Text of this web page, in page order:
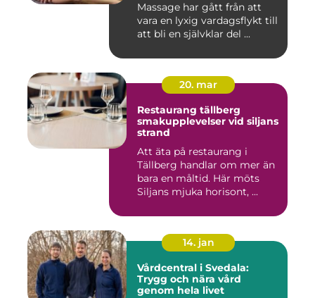
Massage har gått från att
vara en lyxig vardagsflykt till
att bli en självklar del ...
20. mar
Restaurang tällberg
smakupplevelser vid siljans
strand
Att äta på restaurang i
Tällberg handlar om mer än
bara en måltid. Här möts
Siljans mjuka horisont, ...
14. jan
Vårdcentral i Svedala:
Trygg och nära vård
genom hela livet